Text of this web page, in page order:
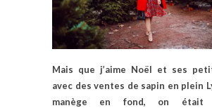
Mais que j’aime Noël et ses
avec des ventes de sapin en plein
manège en fond, on était